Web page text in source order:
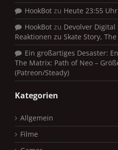
HookBot zu Heute 23:55
HookBot zu Devolver Digital
Reaktionen zu Skate Story,
Ein großartiges Desaster:
The Matrix: Path of Neo –
(Patreon/Steady)
Kategorien
Allgemein
Filme